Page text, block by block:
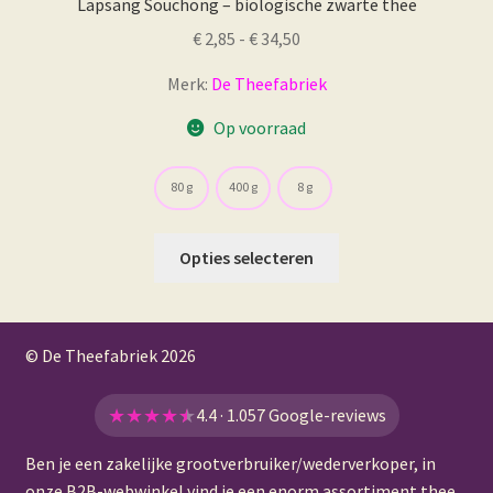
€ 2,85 - € 34,50
tot
€ 34,50
Merk: De Theefabriek
Op voorraad
80 g 400 g 8 g
Opties selecteren
meerdere
optie
kan
gekozen
© De Theefabriek 2026
★★★★★4.4 · 1.057 Google-reviews
Ben je een zakelijke grootverbruiker/wederverkoper, in